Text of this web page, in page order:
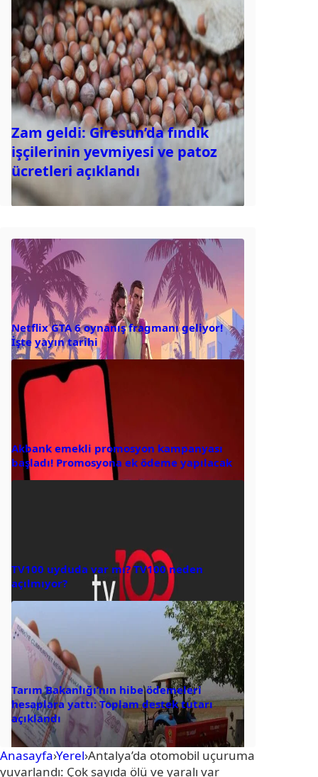
Zam geldi: Giresun’da fındık
işçilerinin yevmiyesi ve patoz
ücretleri açıklandı
Netflix GTA 6 oynanış fragmanı geliyor!
İşte yayın tarihi
Akbank emekli promosyon kampanyası
başladı! Promosyona ek ödeme yapılacak
TV100 uyduda var mı? TV100 neden
açılmıyor?
Tarım Bakanlığı’nın hibe ödemeleri
hesaplara yattı: Toplam destek tutarı
açıklandı
Anasayfa›Yerel›Antalya’da otomobil uçuruma
yuvarlandı: Çok sayıda ölü ve yaralı var